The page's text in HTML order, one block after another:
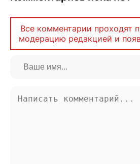
Все комментарии проходят
модерацию редакцией и